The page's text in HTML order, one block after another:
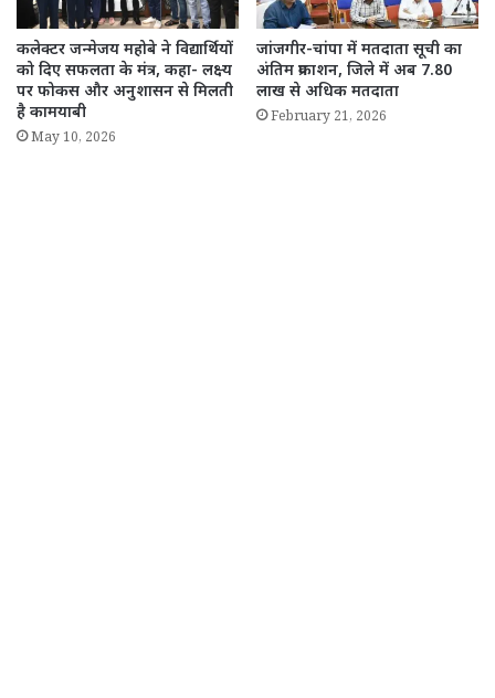
कलेक्टर जन्मेजय महोबे ने विद्यार्थियों
को दिए सफलता के मंत्र, कहा- लक्ष्य
पर फोकस और अनुशासन से मिलती
है कामयाबी
May 10, 2026
जांजगीर-चांपा में मतदाता सूची का
अंतिम प्रकाशन, जिले में अब 7.80
लाख से अधिक मतदाता
February 21, 2026